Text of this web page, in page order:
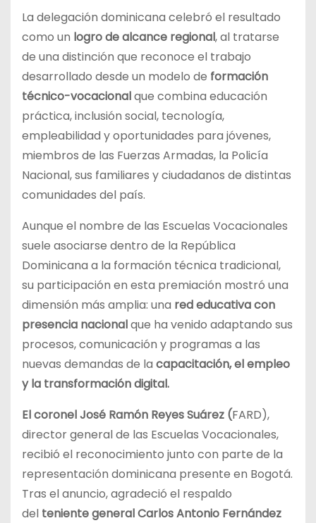
La delegación dominicana celebró el resultado
como un logro de alcance regional, al tratarse
de una distinción que reconoce el trabajo
desarrollado desde un modelo de formación
técnico-vocacionalque combina educación
práctica, inclusión social, tecnología,
empleabilidad y oportunidades para jóvenes,
miembros de las Fuerzas Armadas, la Policía
Nacional, sus familiares y ciudadanos de distintas
comunidades del país.
Aunque el nombre de las Escuelas Vocacionales
suele asociarse dentro de la República
Dominicana a la formación técnica tradicional,
su participación en esta premiación mostró una
dimensión más amplia: una red educativa con
presencia nacionalque ha venido adaptando sus
procesos, comunicación y programas a las
nuevas demandas de la capacitación, el empleo
y la transformación digital.
El coronel José Ramón Reyes Suárez (FARD),
director general de las Escuelas Vocacionales,
recibió el reconocimiento junto con parte de la
representación dominicana presente en Bogotá.
Tras el anuncio, agradeció el respaldo
del teniente general Carlos Antonio Fernández